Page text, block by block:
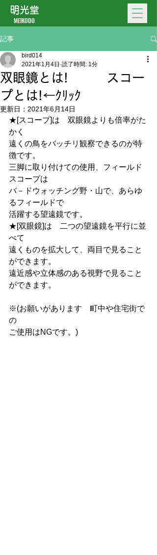
明光堂
MEIKODO
記事
双眼鏡とは! スコー
プとは!←ｸﾘｯｸ
bird014
2021年1月4日 読了時間: 1分
更新日： 2021年6月14日
★[スコープ]は　双眼鏡よりも倍率がた
かく
遠くの鳥をバッチリ観察できるのが特
徴です。
三脚に取り付けての使用、フィールド
スコープは
バ－ドウォッチング野・山で、あらゆ
るフィールドで
活躍する望遠鏡です。
★[双眼鏡]は　二つの望遠鏡を平行に並
べて
遠くものを拡大して、両目で見ること
ができます。
遠近感や立体感のある視野で見ること
ができます。
※(お願いがあります　町中や住宅街で
の
ご使用はNGです。)